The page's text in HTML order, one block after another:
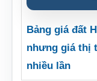
Bảng giá đất
nhưng giá thị
nhiều lần